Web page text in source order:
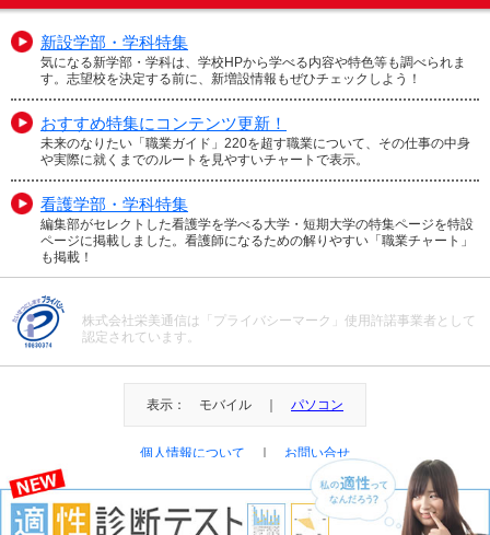
新設学部・学科特集
気になる新学部・学科は、学校HPから学べる内容や特色等も調べられま
す。志望校を決定する前に、新増設情報もぜひチェックしよう！
おすすめ特集にコンテンツ更新！
未来のなりたい「職業ガイド」220を超す職業について、その仕事の中身
や実際に就くまでのルートを見やすいチャートで表示。
看護学部・学科特集
編集部がセレクトした看護学を学べる大学・短期大学の特集ページを特設
ページに掲載しました。看護師になるための解りやすい「職業チャート」
も掲載！
株式会社栄美通信は「プライバシーマーク」使用許諾事業者として
認定されています。
表示： モバイル ｜ パソコン
個人情報について お問い合せ
＠Eibi Tsushin All Right Reserved.